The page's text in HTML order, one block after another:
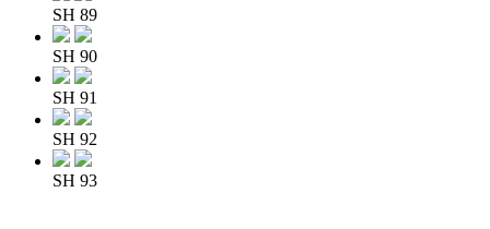
SH 89
SH 90
SH 91
SH 92
SH 93